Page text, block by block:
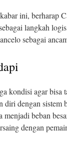
ini, berharap
langkah
sebagai
kondisi agar bisa
diri dengan sistem
menjadi beban
dengan